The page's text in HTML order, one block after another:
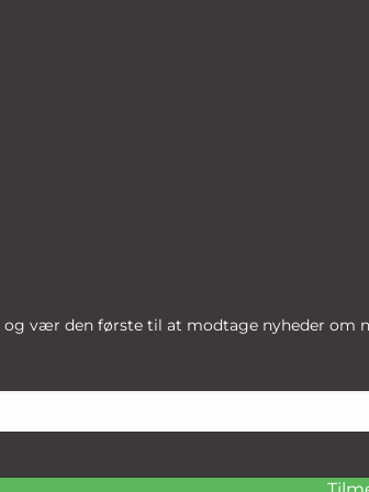
og vær den første til at modtage nyheder om